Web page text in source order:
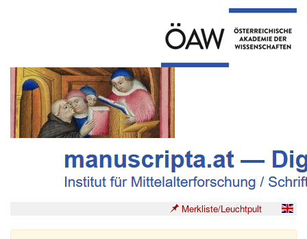
Merkliste/Leuchtpult